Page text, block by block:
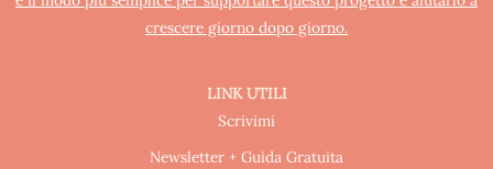
crescere giorno dopo giorno.
LINK UTILI
Scrivimi
Newsletter + Guida Gratuita